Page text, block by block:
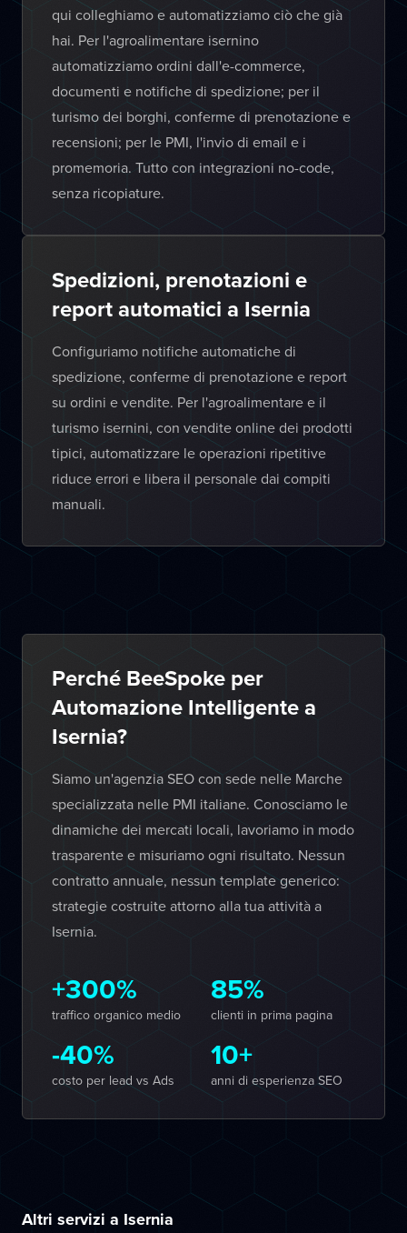
qui colleghiamo e automatizziamo ciò che già
hai. Per l'agroalimentare isernino
automatizziamo ordini dall'e-commerce,
documenti e notifiche di spedizione; per il
turismo dei borghi, conferme di prenotazione e
recensioni; per le PMI, l'invio di email e i
promemoria. Tutto con integrazioni no-code,
senza ricopiature.
Spedizioni, prenotazioni e
report automatici a Isernia
Configuriamo notifiche automatiche di
spedizione, conferme di prenotazione e report
su ordini e vendite. Per l'agroalimentare e il
turismo isernini, con vendite online dei prodotti
tipici, automatizzare le operazioni ripetitive
riduce errori e libera il personale dai compiti
manuali.
Perché BeeSpoke per
Automazione Intelligente a
Isernia?
Siamo un'agenzia SEO con sede nelle Marche
specializzata nelle PMI italiane. Conosciamo le
dinamiche dei mercati locali, lavoriamo in modo
trasparente e misuriamo ogni risultato. Nessun
contratto annuale, nessun template generico:
strategie costruite attorno alla tua attività a
Isernia.
+300%
traffico organico medio
85%
clienti in prima pagina
-40%
costo per lead vs Ads
10+
anni di esperienza SEO
Altri servizi a Isernia